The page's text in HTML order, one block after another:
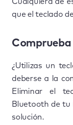
que el teclado
¿Utilizas un
deberse a la
Eliminar el
Bluetooth de tu
solución.